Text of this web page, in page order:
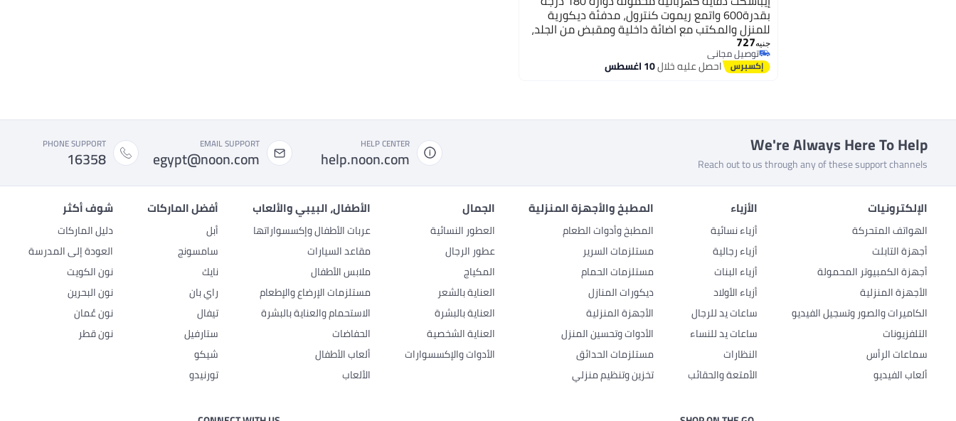
بقدرة600 واتمع ريموت كنترول، مدفئة ديكورية
للمنزل والمكتب مع اضائة داخلية ومقبض من الجلد،
موزع هواء ساخن مع مؤقت
جنيه727
توصيل مجاني
توصيل مجانياحصل عليه خلال10 اغسطس
We're Always Here To Help
Reach out to us through any of these support channels
HELP CENTER
help.noon.com
EMAIL SUPPORT
egypt@noon.com
PHONE SUPPORT
16358
الإلكترونيات
الهواتف المتحركة
أجهزة التابلت
أجهزة الكمبيوتر المحمولة
الأجهزة المنزلية
الكاميرات والصور وتسجيل الفيديو
التلفزيونات
سماعات الرأس
ألعاب الفيديو
الأزياء
أزياء نسائية
أزياء رجالية
أزياء البنات
أزياء الأولاد
ساعات يد للرجال
ساعات يد للنساء
النظارات
الأمتعة والحقائب
المطبخ والأجهزة المنزلية
المطبخ وأدوات الطعام
مستلزمات السرير
مستلزمات الحمام
ديكورات المنازل
الأجهزة المنزلية
الأدوات وتحسين المنزل
مستلزمات الحدائق
تخزين وتنظيم منزلي
الجمال
العطور النسائية
عطور الرجال
المكياج
العناية بالشعر
العناية بالبشرة
العناية الشخصية
الأدوات والإكسسوارات
الأطفال، البيبي والألعاب
عربات الأطفال وإكسسواراتها
مقاعد السيارات
ملابس الأطفال
مستلزمات الإرضاع والإطعام
الاستحمام والعناية بالبشرة
الحفاضات
ألعاب الأطفال
الألعاب
أفضل الماركات
أبل
سامسونج
نايك
راي بان
تيفال
ستارفيل
شيكو
تورنيدو
شوف أكثر
دليل الماركات
العودة إلى المدرسة
نون الكويت
نون البحرين
نون عُمان
نون قطر